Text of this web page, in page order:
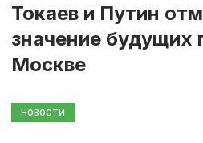
Токаев и Путин
значение будущих
Москве
НОВОСТИ